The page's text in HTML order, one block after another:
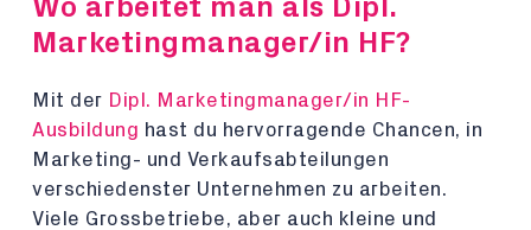
Wo arbeitet man als Dipl.
Marketingmanager/in HF?
Mit der Dipl. Marketingmanager/in HF-
Ausbildung hast du hervorragende Chancen, in
Marketing- und Verkaufsabteilungen
verschiedenster Unternehmen zu arbeiten.
Viele Grossbetriebe, aber auch kleine und